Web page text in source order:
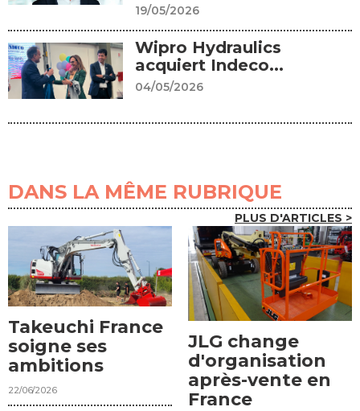
19/05/2026
Wipro Hydraulics
acquiert Indeco...
04/05/2026
DANS LA MÊME RUBRIQUE
PLUS D'ARTICLES >
Takeuchi France
soigne ses
ambitions
22/06/2026
JLG change
d'organisation
après-vente en
France